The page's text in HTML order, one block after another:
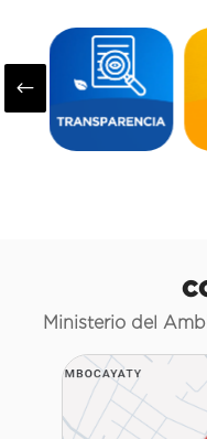
#
Ministerio del